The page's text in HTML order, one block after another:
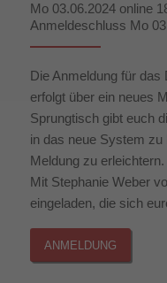
Mo 03.06.2024 online
Anmeldeschluss Mo
Die Anmeldung für das
erfolgt über ein neues
Sprungtisch gibt euch
in das neue System
Meldung zu erleichtern.
Mit Stephanie Weber
eingeladen, die sich
ANMELDUNG